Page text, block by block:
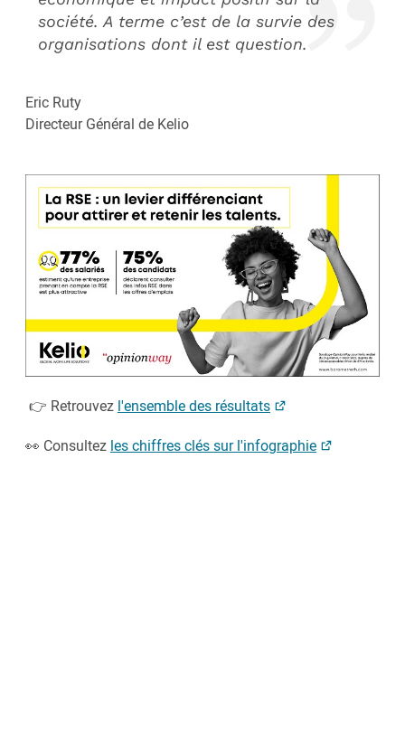
société. A terme c’est de la survie des
organisations dont il est question.
Eric Ruty
Directeur Général de Kelio
👉 Retrouvez l'ensemble des résultats
👀 Consultez les chiffres clés sur l'infographie